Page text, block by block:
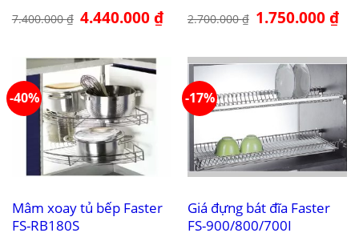
7.400.000₫ Giá
gốc
4.440.000₫Giá
hiện
4.440.000 ₫.
2.700.000₫ Giá
gốc
1.750.000₫Giá
-40%
Mâm xoay tủ bếp Faster
FS-RB180S
-17%
Giá đựng bát đĩa Faster
FS-900/800/700I